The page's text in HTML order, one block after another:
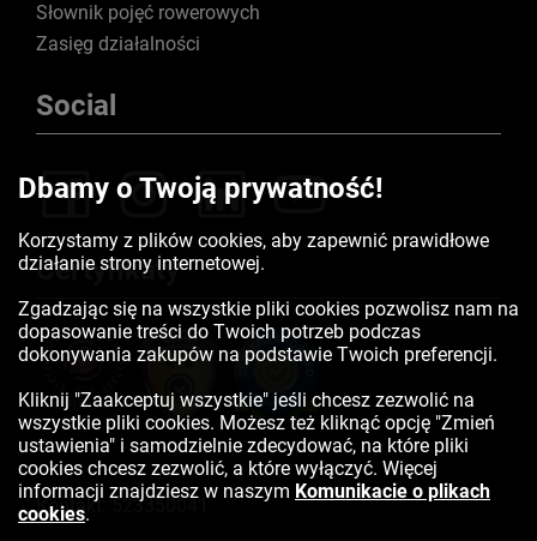
Słownik pojęć rowerowych
Zasięg działalności
Social
Certyfikaty
Kontakt:523350041
Dbamy o Twoją prywatność!
Korzystamy z plików cookies, aby zapewnić prawidłowe
działanie strony internetowej.
Zgadzając się na wszystkie pliki cookies pozwolisz nam na
dopasowanie treści do Twoich potrzeb podczas
dokonywania zakupów na podstawie Twoich preferencji.
Kliknij "Zaakceptuj wszystkie" jeśli chcesz zezwolić na
wszystkie pliki cookies. Możesz też kliknąć opcję "Zmień
ustawienia" i samodzielnie zdecydować, na które pliki
cookies chcesz zezwolić, a które wyłączyć. Więcej
informacji znajdziesz w naszym Komunikacie o plikach
cookies.